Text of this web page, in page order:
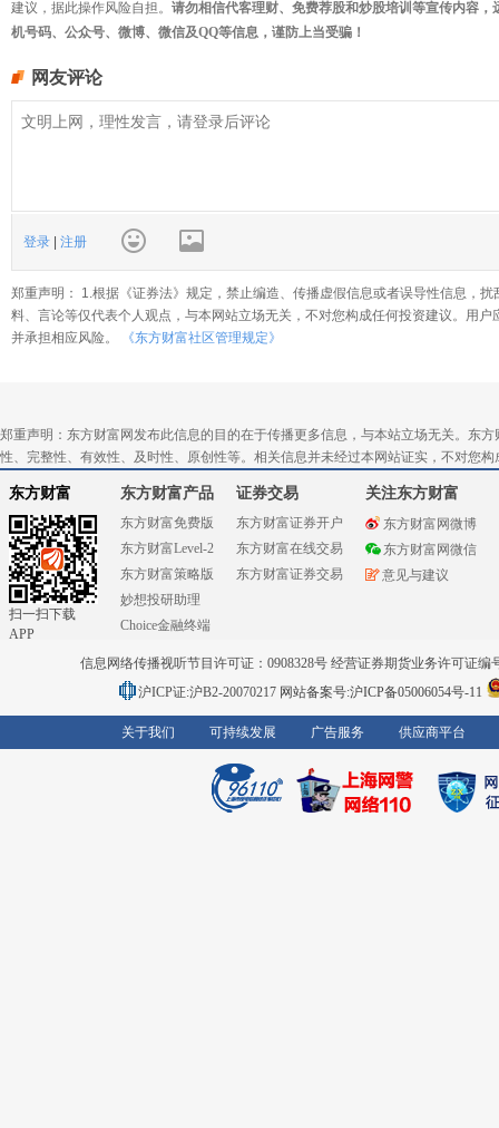
建议，据此操作风险自担。 请勿相信代客理财、免费荐股和炒股培训等宣传内容
机号码、公众号、微博、微信及QQ等信息，谨防上当受骗！
网友评论
登录 | 注册
郑重声明： 1.根据《证券法》规定，禁止编造、传播虚假信息或者误导性信息，
料、言论等仅代表个人观点，与本网站立场无关，不对您构成任何投资建议。用
并承担相应风险。
《东方财富社区管理规定》
郑重声明：东方财富网发布此信息的目的在于传播更多信息，与本站立场无关。东
性、完整性、有效性、及时性、原创性等。相关信息并未经过本网站证实，不对您
东方财富
扫一扫下载
APP
东方财富产品
东方财富免费版
东方财富Level-2
东方财富策略版
妙想投研助理
Choice金融终端
证券交易
东方财富证券开户
东方财富在线交易
东方财富证券交易
关注东方财富
东方财富网微博
东方财富网微信
意见与建议
信息网络传播视听节目许可证：0908328号 经营证券期货业务许可证编
沪ICP证:沪B2-20070217 网站备案号:沪ICP备05006054号-11
关于我们 可持续发展 广告服务 供应商平台